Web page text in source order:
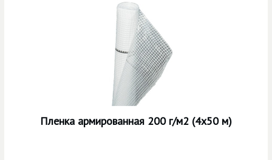
Пленка армированная 200 г/м2 (4х50 м)